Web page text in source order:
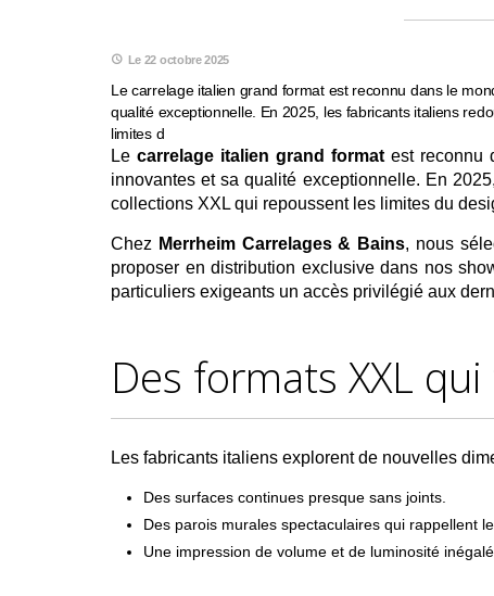
Le 22 octobre 2025
Le carrelage italien grand format est reconnu dans le
qualité exceptionnelle. En 2025, les fabricants italiens
limites d
Le carrelage italien grand format est reconnu
innovantes et sa qualité exceptionnelle. En
collections XXL qui repoussent les limites du
Chez Merrheim Carrelages & Bains, nous
proposer en distribution exclusive dans nos
particuliers exigeants un accès privilégié aux
Des formats XXL
Les fabricants italiens explorent de nouvelles
Des surfaces continues presque sans joints.
Des parois murales spectaculaires qui rappellent
Une impression de volume et de luminosité